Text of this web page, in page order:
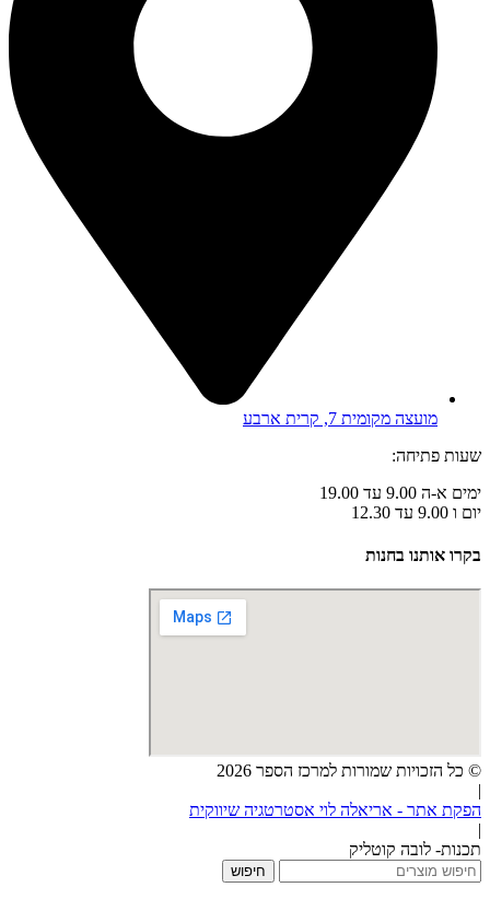
מועצה מקומית 7, קרית ארבע
שעות פתיחה:
ימים א-ה 9.00 עד 19.00
יום ו 9.00 עד 12.30
בקרו אותנו בחנות
© כל הזכויות שמורות למרכז הספר 2026
|
הפקת אתר - אריאלה לוי אסטרטגיה שיווקית
|
תכנות- לובה קוטליק
חיפוש